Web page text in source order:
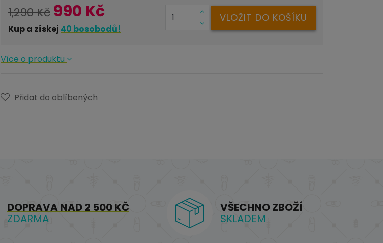
1,290 Kč 990 Kč
Kup a získej 40 bosobodů!
VLOŽIT DO KOŠÍKU
Více o produktu
Přidat do oblíbených
DOPRAVA NAD 2 500 KČ
ZDARMA
VŠECHNO ZBOŽÍ
SKLADEM